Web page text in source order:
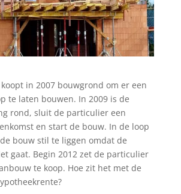
in 2007 bouwgrond om er een
te laten bouwen. In 2009 is de
rond, sluit de particulier een
en start de bouw. In de loop
bouw stil te liggen omdat de
gaat. Begin 2012 zet de particulier
te koop. Hoe zit het met de